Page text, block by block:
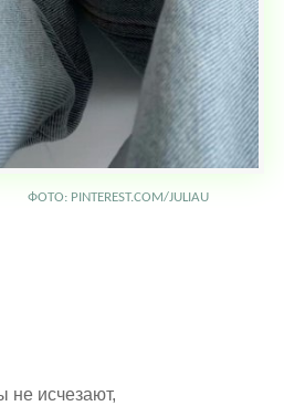
ФОТО: PINTEREST.COM/JULIAU
не исчезают,